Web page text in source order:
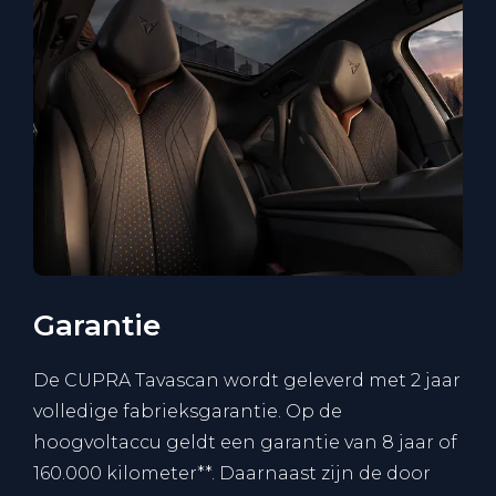
Garantie
De CUPRA Tavascan wordt geleverd met 2 jaar
volledige fabrieksgarantie. Op de
hoogvoltaccu geldt een garantie van 8 jaar of
160.000 kilometer**. Daarnaast zijn de door